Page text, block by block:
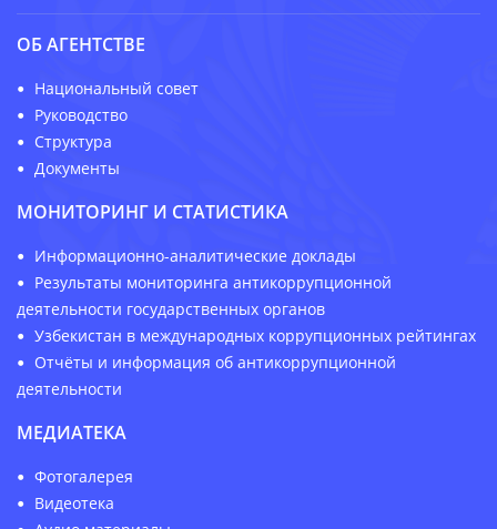
ОБ АГЕНТСТВЕ
Национальный совет
Руководство
Структура
Документы
МОНИТОРИНГ И СТАТИСТИКА
Информационно-аналитические доклады
Результаты мониторинга антикоррупционной
деятельности государственных органов
Узбекистан в международных коррупционных рейтингах
Отчёты и информация об антикоррупционной
деятельности
МЕДИАТЕКА
Фотогалерея
Видеотека